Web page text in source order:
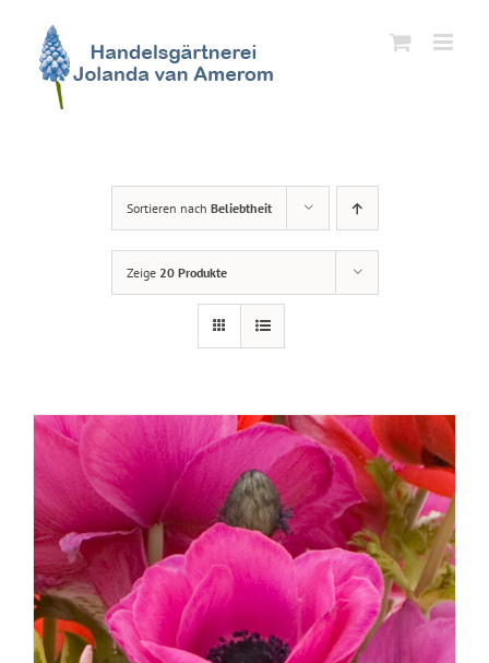
Inhalt
springen
Sortieren nach Beliebtheit
Zeige 20 Produkte